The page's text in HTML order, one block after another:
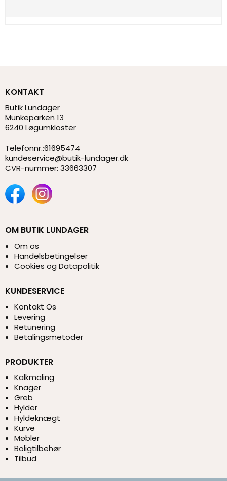
KONTAKT
Butik Lundager
Munkeparken 13
6240 Løgumkloster
Telefonnr.:61695474
kundeservice@butik-lundager.dk
CVR-nummer: 33663307
OM BUTIK LUNDAGER
Om os
Handelsbetingelser
Cookies og Datapolitik
KUNDESERVICE
Kontakt Os
Levering
Retunering
Betalingsmetoder
PRODUKTER
Kalkmaling
Knager
Greb
Hylder
Hyldeknægt
Kurve
Møbler
Boligtilbehør
Tilbud